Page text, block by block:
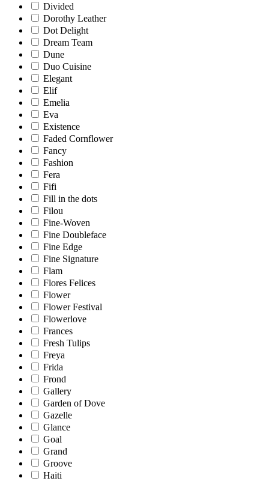
Divided
Dorothy Leather
Dot Delight
Dream Team
Dune
Duo Cuisine
Elegant
Elif
Emelia
Eva
Existence
Faded Cornflower
Fancy
Fashion
Fera
Fifi
Fill in the dots
Filou
Fine-Woven
Fine Doubleface
Fine Edge
Fine Signature
Flam
Flores Felices
Flower
Flower Festival
Flowerlove
Frances
Fresh Tulips
Freya
Frida
Frond
Gallery
Garden of Dove
Gazelle
Glance
Goal
Grand
Groove
Haiti